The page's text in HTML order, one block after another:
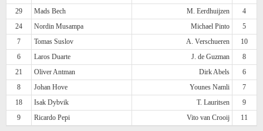
29
Mads Bech M. Eerdhuijzen
4
24
Nordin Musampa Michael Pinto
5
7
Tomas Suslov A. Verschueren
10
6
Laros Duarte J. de Guzman
8
21
Oliver Antman Dirk Abels
6
8
Johan Hove Younes Namli
7
18
Isak Dybvik T. Lauritsen
9
9
Ricardo Pepi Vito van Crooij 11